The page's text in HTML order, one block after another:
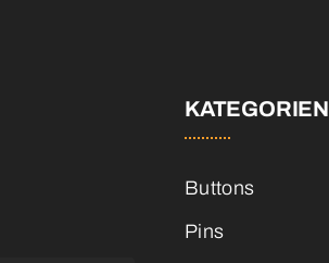
KATEGORIEN
Buttons
Pins